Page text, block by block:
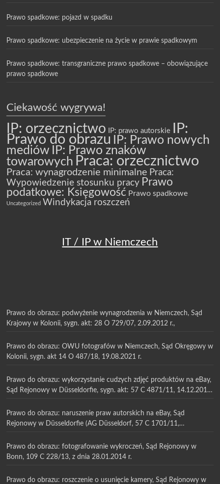
Prawo spadkowe: pojazd w spadku
Prawo spadkowe: ubezpieczenie na życie w prawie spadkowym
Prawo spadkowe: transgraniczne prawo spadkowe – obowiązujące
prawo spadkowe
Ciekawość wygrywa!
IP: orzecznictwo IP: prawo autorskie IP:
Prawo do obrazu
IP: Prawo nowych
mediów
IP: Prawo znaków
towarowych Praca: orzecznictwo
Praca: wynagrodzenie minimalne Praca:
Wypowiedzenie stosunku pracy Prawo
podatkowe: Księgowość Prawo spadkowe
Uncategorized Windykacja roszczeń
IT / IP w Niemczech
Prawo do obrazu: podwyżenie wynagrodzenia w Niemczech, Sąd
Krajowy w Kolonii, sygn. akt: 28 O 729/07, 2.09.2012 r.,
Prawo do obrazu: OWU fotografów w Niemczech, Sąd Okręgowy w
Kolonii, sygn. akt 14 O 487/18, 19.08.2021 r.
Prawo do obrazu: wykorzystanie cudzych zdjęć produktów na eBay,
Sąd Rejonowy w Düsseldorfie, sygn. akt: 57 C 4871/11, 14.12.2011
Prawo do obrazu: naruszenie praw autorskich na eBay, Sąd
Rejonowy w Düsseldorfie (AG Düsseldorf, 57 C 1701/11,
Prawo do obrazu: fotografowanie wykroczeń, Sąd Rejonowy w
Bonn, 109 C 228/13, z dnia 28.01.2014 r.
Prawo do obrazu: roszczenie o usunięcie kamery, Sąd Rejonowy w